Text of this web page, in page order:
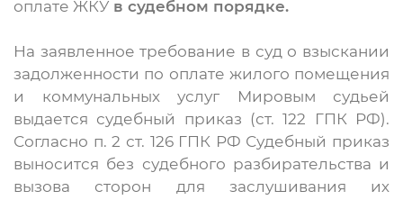
оплате ЖКУ в судебном порядке.
На заявленное требование в суд о взыскании
задолженности по оплате жилого помещения
и коммунальных услуг Мировым судьей
выдается судебный приказ (ст. 122 ГПК РФ).
Согласно п. 2 ст. 126 ГПК РФ Судебный приказ
выносится без судебного разбирательства и
вызова сторон для заслушивания их